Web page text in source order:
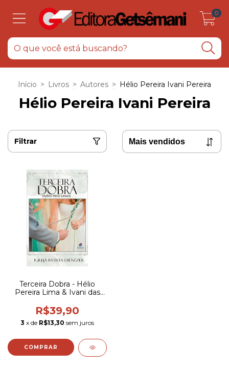
0
Início > Livros > Autores > Hélio Pereira Ivani Pereira
Hélio Pereira Ivani Pereira
Filtrar
Terceira Dobra - Hélio
Pereira Lima & Ivani das
R$39,90
3 x de R$13,30 sem juros